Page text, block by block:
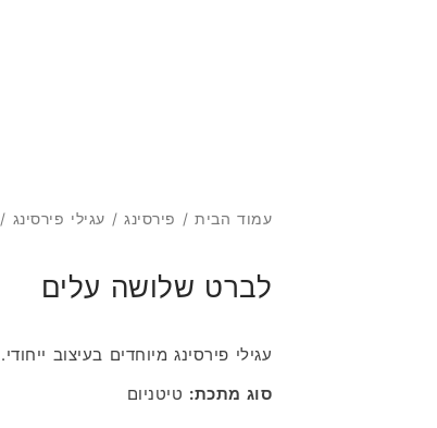
עמוד הבית / פירסינג / עגילי פירסינג /
לברט שלושה עלים
עגילי פירסינג מיוחדים בעיצוב ייחודי.
סוג מתכת: טיטניום